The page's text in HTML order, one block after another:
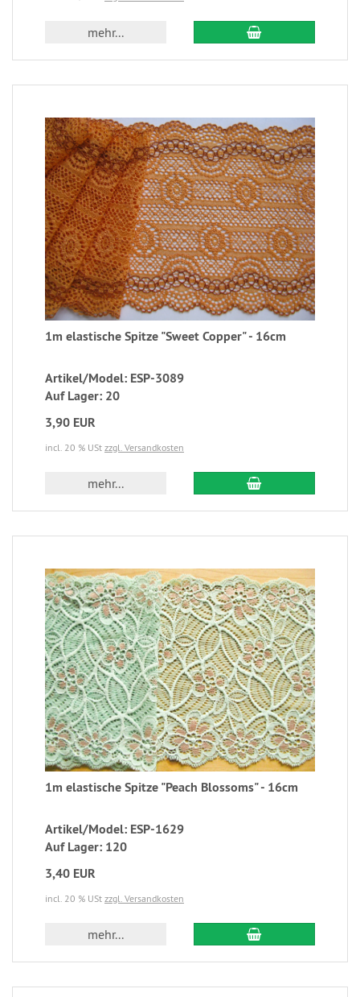
mehr...
1m elastische Spitze "Sweet Copper" - 16cm
Artikel/Model: ESP-3089
Auf Lager: 20
3,90 EUR
incl. 20 % USt zzgl. Versandkosten
mehr...
1m elastische Spitze "Peach Blossoms" - 16cm
Artikel/Model: ESP-1629
Auf Lager: 120
3,40 EUR
incl. 20 % USt zzgl. Versandkosten
mehr...